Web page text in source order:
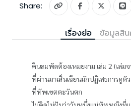
Share:
เรื่องย่อ ข้อมูลสิน
คืนลมพัดต้องเหมยงาม เล่ม 2 (เล่ม
ที่ผ่านมาเสิ่นเฉียนมักปฏิเสธการดูตั
ที่ทัพเขตตะวันตก